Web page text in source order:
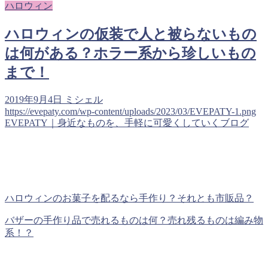
ハロウィン
ハロウィンの仮装で人と被らないもの
は何がある？ホラー系から珍しいもの
まで！
2019年9月4日
ミシェル
https://evepaty.com/wp-content/uploads/2023/03/EVEPATY-1.png
EVEPATY｜身近なものを、手軽に可愛くしていくブログ
ハロウィンのお菓子を配るなら手作り？それとも市販品？
バザーの手作り品で売れるものは何？売れ残るものは編み物
系！？